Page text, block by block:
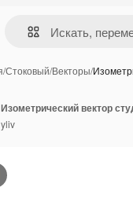
/Стоковый/Векторы/
yliv